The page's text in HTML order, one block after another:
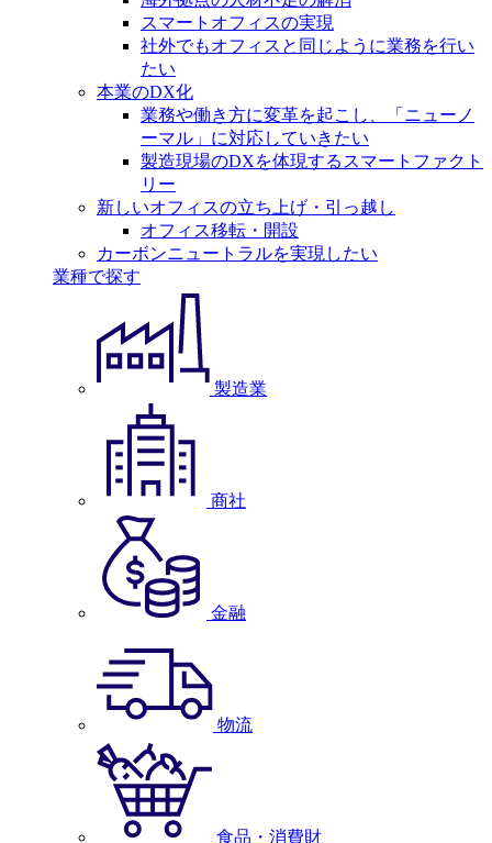
スマートオフィスの実現
社外でもオフィスと同じように業務を行い
たい
本業のDX化
業務や働き方に変革を起こし、「ニューノ
ーマル」に対応していきたい
製造現場のDXを体現するスマートファクト
リー
新しいオフィスの立ち上げ・引っ越し
オフィス移転・開設
カーボンニュートラルを実現したい
業種で探す
製造業
商社
金融
物流
食品・消費財